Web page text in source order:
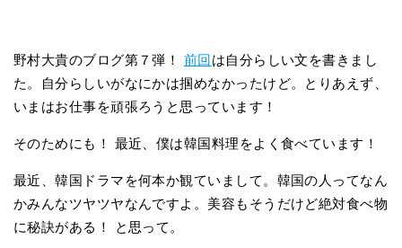
野村大貴のブログ第７弾！ 前回は自分らしい文を書きまし
た。自分らしいがなにかは掴めなかったけど。とりあえず、
いまはお仕事を頑張ろうと思っています！
そのためにも！ 最近、僕は韓国料理をよく食べています！
最近、韓国ドラマを何本か観ていまして。韓国の人ってなん
かみんなツヤツヤなんですよ。美容もそうだけど絶対食べ物
に秘訣がある！ と思って。